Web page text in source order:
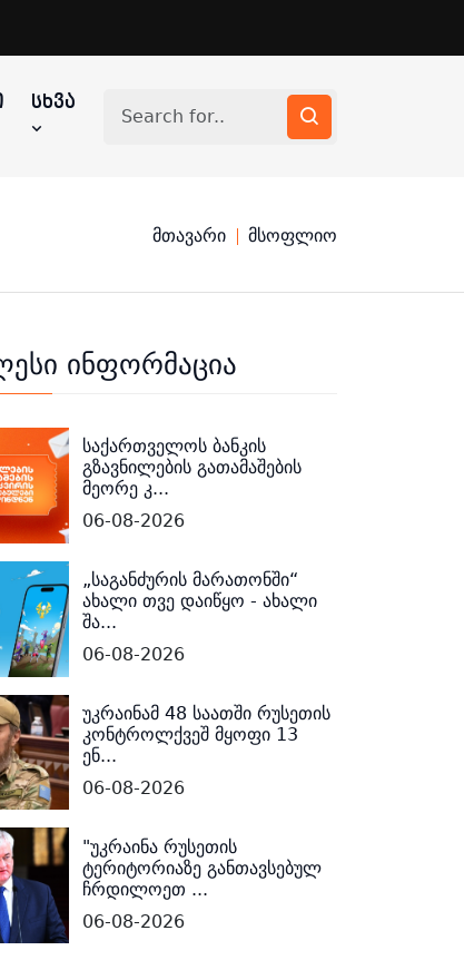
ᲡᲮᲕᲐ
მთავარი მსოფლიო
ინფორმაცია
საქართველოს ბანკის
გზავნილების გათამაშების
მეორე კ...
06-08-2026
„საგანძურის მარათონში“
ახალი თვე დაიწყო - ახალი
შა...
06-08-2026
უკრაინამ 48 საათში რუსეთის
კონტროლქვეშ მყოფი 13
ენ...
06-08-2026
"უკრაინა რუსეთის
ტერიტორიაზე განთავსებულ
ჩრდილოეთ ...
06-08-2026